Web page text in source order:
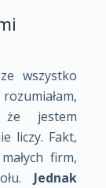
wszystko
jestem
liczy. Fakt,
firm,
Jednak